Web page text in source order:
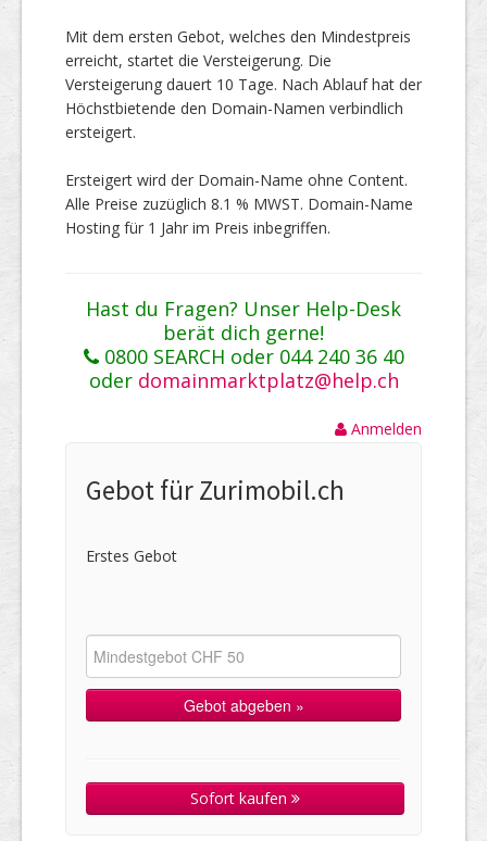
Mit dem ersten Gebot, welches den Mindestpreis
erreicht, startet die Versteigerung. Die
Versteigerung dauert 10 Tage. Nach Ablauf hat der
Höchstbietende den Domain-Namen verbindlich
ersteigert.
Ersteigert wird der Domain-Name ohne Content.
Alle Preise zuzüglich 8.1 % MWST. Domain-Name
Hosting für 1 Jahr im Preis inbegriffen.
Hast du Fragen? Unser Help-Desk
berät dich gerne!
0800 SEARCH oder 044 240 36 40
oder domainmarktplatz@help.ch
Anmelden
Gebot für Zurimobil.ch
Erstes Gebot
Sofort kaufen